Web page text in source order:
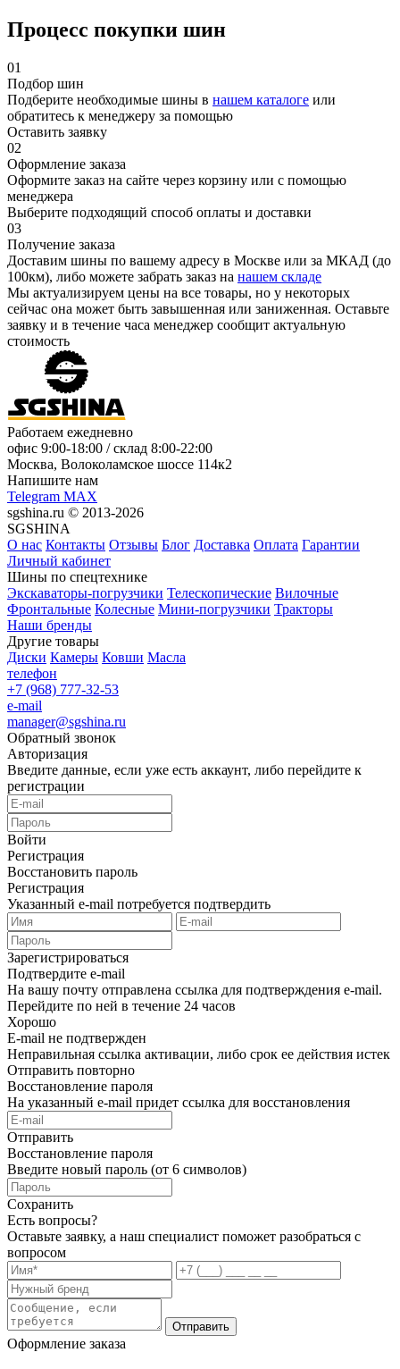
Процесс покупки шин
01
Подбор шин
Подберите необходимые шины в нашем каталоге или
обратитесь к менеджеру за помощью
Оставить заявку
02
Оформление заказа
Оформите заказ на сайте через корзину или с помощью
менеджера
Выберите подходящий способ оплаты и доставки
03
Получение заказа
Доставим шины по вашему адресу в Москве или за МКАД (до
100км), либо можете забрать заказ на нашем складе
Мы актуализируем цены на все товары, но у некоторых
сейчас она может быть завышенная или заниженная. Оставьте
заявку и в течение часа менеджер сообщит актуальную
стоимость
Работаем ежедневно
офис 9:00-18:00 / склад 8:00-22:00
Москва, Волоколамское шоссе 114к2
Напишите нам
Telegram MAX
sgshina.ru © 2013-2026
SGSHINA
О нас Контакты Отзывы Блог Доставка Оплата Гарантии
Личный кабинет
Шины по спецтехнике
Экскаваторы-погрузчики Телескопические Вилочные
Фронтальные Колесные Мини-погрузчики Тракторы
Наши бренды
Другие товары
Диски Камеры Ковши Масла
телефон
+7 (968) 777-32-53
e-mail
manager@sgshina.ru
Обратный звонок
Авторизация
Введите данные, если уже есть аккаунт, либо перейдите к
регистрации
Войти
Регистрация
Восстановить пароль
Регистрация
Указанный e-mail потребуется подтвердить
Зарегистрироваться
Подтвердите e-mail
На вашу почту отправлена ссылка для подтверждения e-mail.
Перейдите по ней в течение 24 часов
Хорошо
E-mail не подтвержден
Неправильная ссылка активации, либо срок ее действия истек
Отправить повторно
Восстановление пароля
На указанный e-mail придет ссылка для восстановления
Отправить
Восстановление пароля
Введите новый пароль (от 6 символов)
Сохранить
Есть вопросы?
Оставьте заявку, а наш специалист поможет разобраться с
вопросом
Отправить
Оформление заказа